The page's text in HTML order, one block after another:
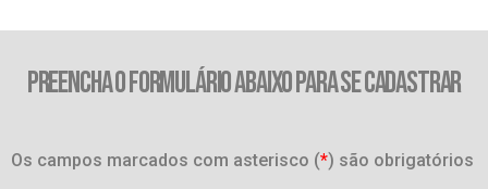
PREENCHA O FORMULÁRIO ABAIXO PARA SE CADASTRAR
Os campos marcados com asterisco (*) são obrigatórios